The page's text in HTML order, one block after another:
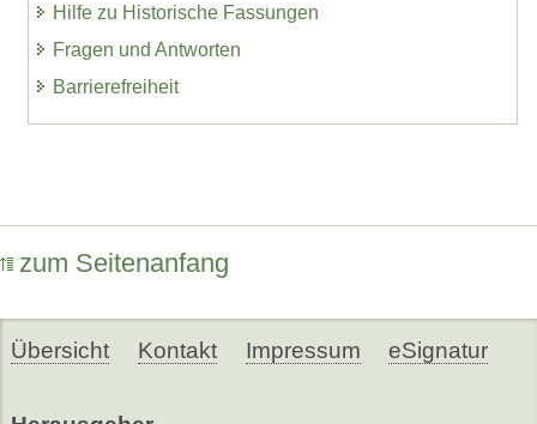
Hilfe zu Historische Fassungen
Fragen und Antworten
Barrierefreiheit
zum Seitenanfang
Übersicht Kontakt Impressum eSignatur